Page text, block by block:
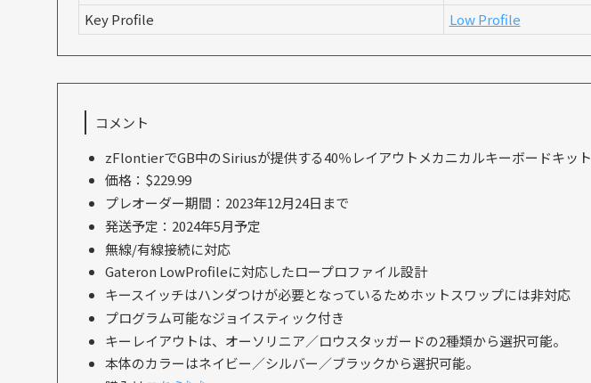
Key Profile
Low Profile
コメント
zFlontierでGB中のSiriusが提供する40％レイアウトメカニカルキーボードキット
価格：$229.99
プレオーダー期間：2023年12月24日まで
発送予定：2024年5月予定
無線/有線接続に対応
Gateron LowProfileに対応したロープロファイル設計
キースイッチはハンダつけが必要となっているためホットスワップには非対応
プログラム可能なジョイスティック付き
キーレイアウトは、オーソリニア／ロウスタッガードの2種類から選択可能。
本体のカラーはネイビー／シルバー／ブラックから選択可能。